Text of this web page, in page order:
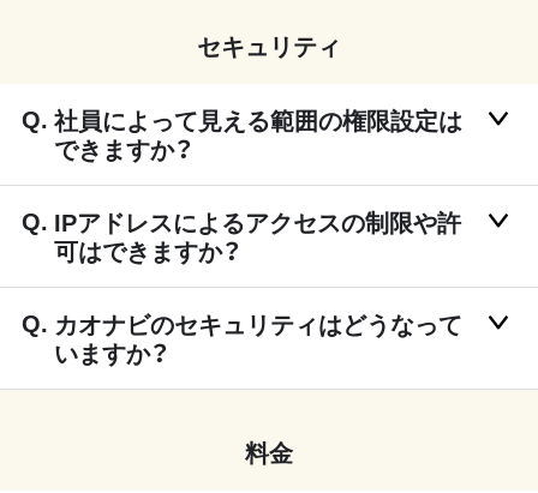
セキュリティ
社員によって見える範囲の権限設定は
できますか？
IPアドレスによるアクセスの制限や許
可はできますか？
カオナビのセキュリティはどうなって
いますか？
料金